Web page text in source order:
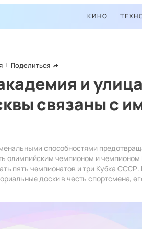
КИНО
Поделиться
и
связаны с
способностями
олимпийским чемпионом и
пять чемпионатов и три Кубка СССР.
доски в честь спортсмена,